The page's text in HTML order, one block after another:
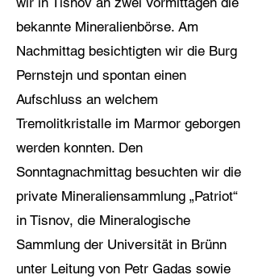
bekannte Mineralienbörse. Am
Nachmittag besichtigten wir die Burg
Pernstejn und spontan einen
Aufschluss an welchem
Tremolitkristalle im Marmor geborgen
werden konnten. Den
Sonntagnachmittag besuchten wir die
private Mineraliensammlung „Patriot“
in Tisnov, die Mineralogische
Sammlung der Universität in Brünn
unter Leitung von Petr Gadas sowie